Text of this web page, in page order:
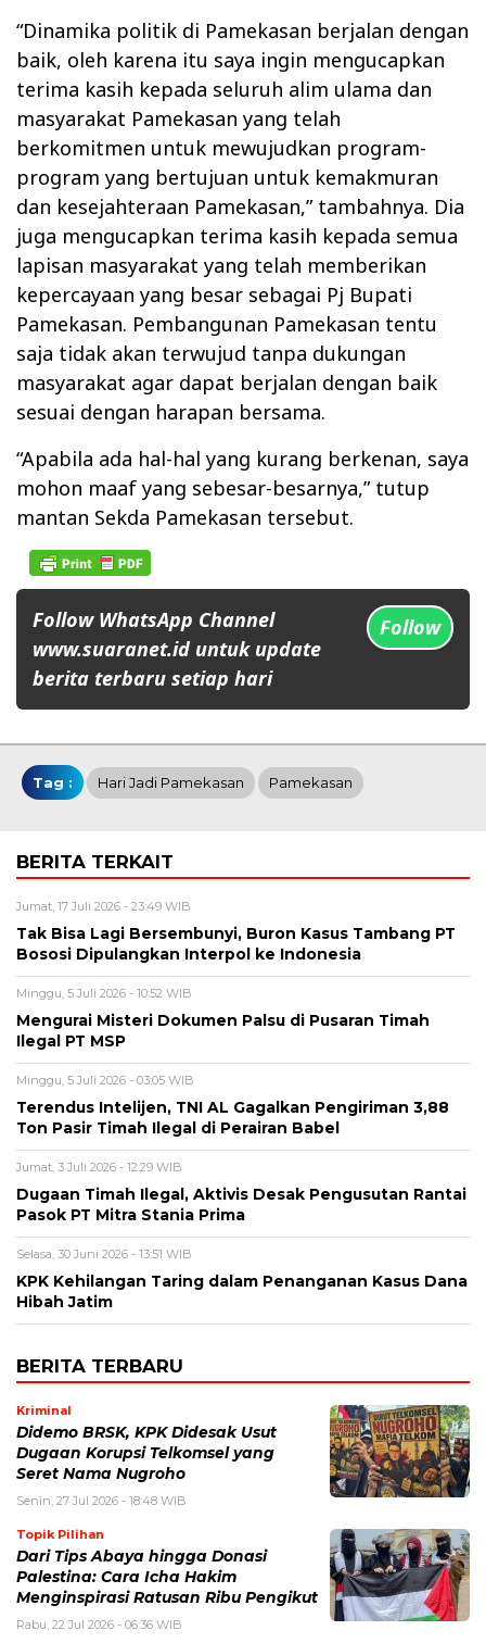
“Dinamika politik di Pamekasan berjalan dengan
baik, oleh karena itu saya ingin mengucapkan
terima kasih kepada seluruh alim ulama dan
masyarakat Pamekasan yang telah
berkomitmen untuk mewujudkan program-
program yang bertujuan untuk kemakmuran
dan kesejahteraan Pamekasan,” tambahnya. Dia
juga mengucapkan terima kasih kepada semua
lapisan masyarakat yang telah memberikan
kepercayaan yang besar sebagai Pj Bupati
Pamekasan. Pembangunan Pamekasan tentu
saja tidak akan terwujud tanpa dukungan
masyarakat agar dapat berjalan dengan baik
sesuai dengan harapan bersama.
“Apabila ada hal-hal yang kurang berkenan, saya
mohon maaf yang sebesar-besarnya,” tutup
mantan Sekda Pamekasan tersebut.
Follow WhatsApp Channel
www.suaranet.id untuk update
berita terbaru setiap hari
Follow
Tag : Hari Jadi Pamekasan Pamekasan
BERITA TERKAIT
Jumat, 17 Juli 2026 - 23:49 WIB
Tak Bisa Lagi Bersembunyi, Buron Kasus Tambang PT
Bososi Dipulangkan Interpol ke Indonesia
Minggu, 5 Juli 2026 - 10:52 WIB
Mengurai Misteri Dokumen Palsu di Pusaran Timah
Ilegal PT MSP
Minggu, 5 Juli 2026 - 03:05 WIB
Terendus Intelijen, TNI AL Gagalkan Pengiriman 3,88
Ton Pasir Timah Ilegal di Perairan Babel
Jumat, 3 Juli 2026 - 12:29 WIB
Dugaan Timah Ilegal, Aktivis Desak Pengusutan Rantai
Pasok PT Mitra Stania Prima
Selasa, 30 Juni 2026 - 13:51 WIB
KPK Kehilangan Taring dalam Penanganan Kasus Dana
Hibah Jatim
BERITA TERBARU
Kriminal
Didemo BRSK, KPK Didesak Usut
Dugaan Korupsi Telkomsel yang
Seret Nama Nugroho
Senin, 27 Jul 2026 - 18:48 WIB
Topik Pilihan
Dari Tips Abaya hingga Donasi
Palestina: Cara Icha Hakim
Menginspirasi Ratusan Ribu Pengikut
Rabu, 22 Jul 2026 - 06:36 WIB